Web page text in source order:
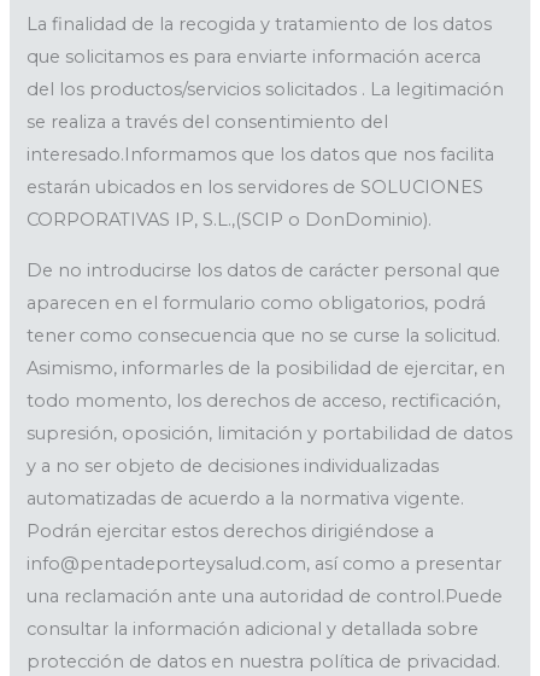
La finalidad de la recogida y tratamiento de los datos
que solicitamos es para enviarte información acerca
del los productos/servicios solicitados . La legitimación
se realiza a través del consentimiento del
interesado.Informamos que los datos que nos facilita
estarán ubicados en los servidores de SOLUCIONES
CORPORATIVAS IP, S.L.,(SCIP o DonDominio).
De no introducirse los datos de carácter personal que
aparecen en el formulario como obligatorios, podrá
tener como consecuencia que no se curse la solicitud.
Asimismo, informarles de la posibilidad de ejercitar, en
todo momento, los derechos de acceso, rectificación,
supresión, oposición, limitación y portabilidad de datos
y a no ser objeto de decisiones individualizadas
automatizadas de acuerdo a la normativa vigente.
Podrán ejercitar estos derechos dirigiéndose a
info@pentadeporteysalud.com, así como a presentar
una reclamación ante una autoridad de control.Puede
consultar la información adicional y detallada sobre
protección de datos en nuestra política de privacidad.